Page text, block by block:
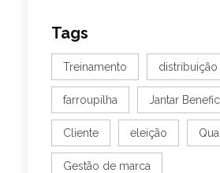
Tags
Treinamento distribuição
farroupilha Jantar
Cliente eleição
Gestão de marca